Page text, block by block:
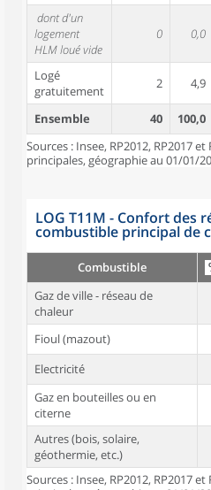
dont d'un
logement
HLM loué vide
0 0,0
Logé
gratuitement
2 4,9
Ensemble 40 100,0
Sources : Insee, RP2012, RP2017
principales, géographie au 01/01/
LOG T11M - Confort des
combustible principal de
Combustible
Gaz de ville - réseau de
chaleur
Fioul (mazout)
Electricité
Gaz en bouteilles ou en
citerne
Autres (bois, solaire,
géothermie, etc.)
Sources : Insee, RP2012, RP2017